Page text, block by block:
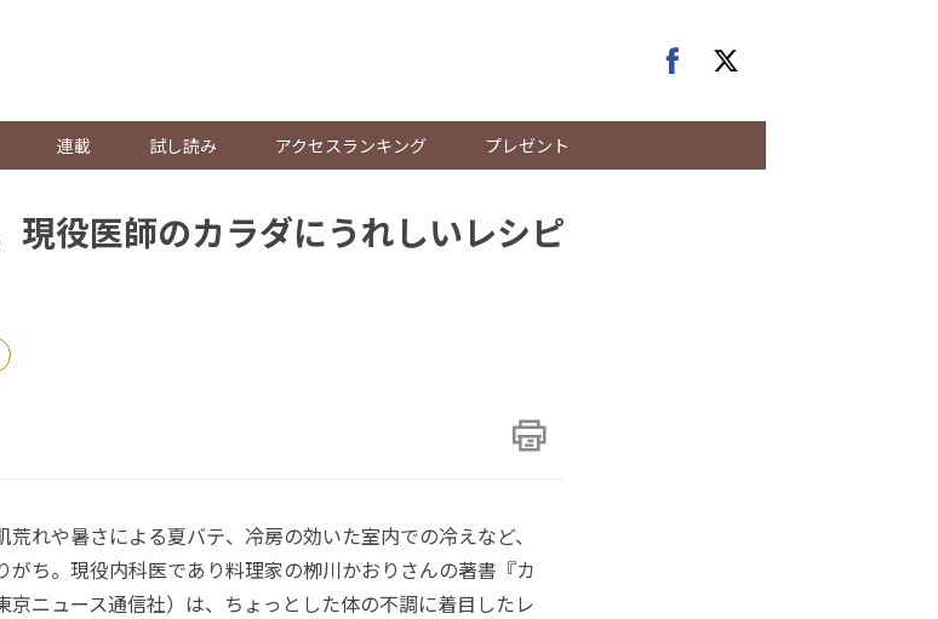
連載 試し読み アクセスランキング プレゼント
現役医師のカラダにうれしいレシピ
れや暑さによる夏バテ、冷房の効いた室内での冷えなど、
ち。現役内科医であり料理家の栁川かおりさんの著書『カ
京ニュース通信社）は、ちょっとした体の不調に着目したレ